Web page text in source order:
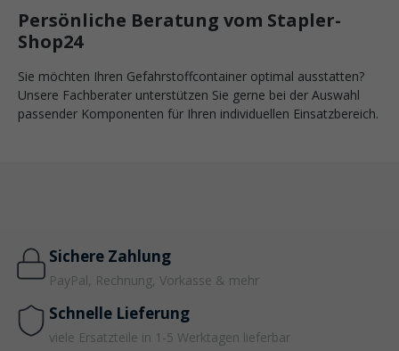
Persönliche Beratung vom Stapler-
Shop24
Sie möchten Ihren Gefahrstoffcontainer optimal ausstatten?
Unsere Fachberater unterstützen Sie gerne bei der Auswahl
passender Komponenten für Ihren individuellen Einsatzbereich.
Sichere Zahlung
PayPal, Rechnung, Vorkasse & mehr
Schnelle Lieferung
viele Ersatzteile in 1-5 Werktagen lieferbar